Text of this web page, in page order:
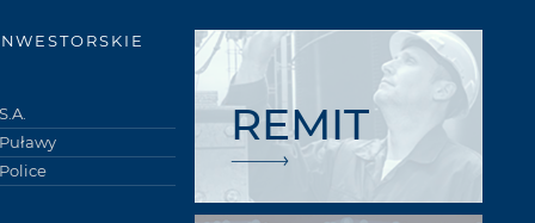
REMIT